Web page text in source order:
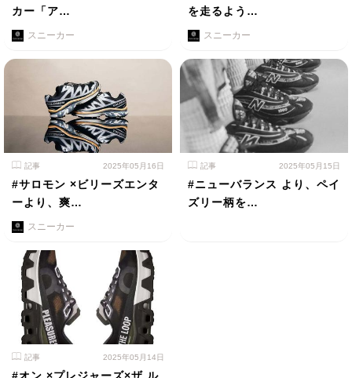
カー「ア…
スニーカー
を走るよう…
スニーカー
記事 2025年05月16日
#サロモン ×ビリーズエンタ
ーより、爽…
スニーカー
記事 2025年05月15日
#ニューバランス より、ペイ
ズリー柄を…
記事 2025年05月14日